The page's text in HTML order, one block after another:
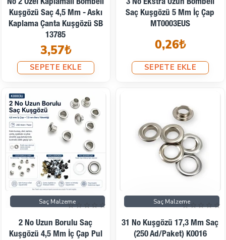
No 2 Özel Kaplamalı Bombeli
Kuşgözü Saç 4,5 Mm - Askı
Kaplama Çanta Kuşgözü SB
13785
3,57₺
SEPETE EKLE
3 No Ekstra Uzun Bombeli
Saç Kuşgözü 5 Mm İç Çap
MT0003EUS
0,26₺
SEPETE EKLE
Saç Malzeme
2 No Uzun Borulu Saç
Kuşgözü 4,5 Mm İç Çap Pul
Saç Malzeme
31 No Kuşgözü 17,3 Mm Saç
(250 Ad/Paket) K0016